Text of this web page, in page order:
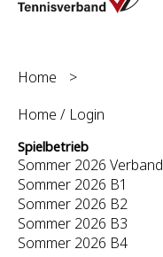
Home
>
Home / Login
Spielbetrieb
Sommer 2026 Verband
Sommer 2026 B1
Sommer 2026 B2
Sommer 2026 B3
Sommer 2026 B4